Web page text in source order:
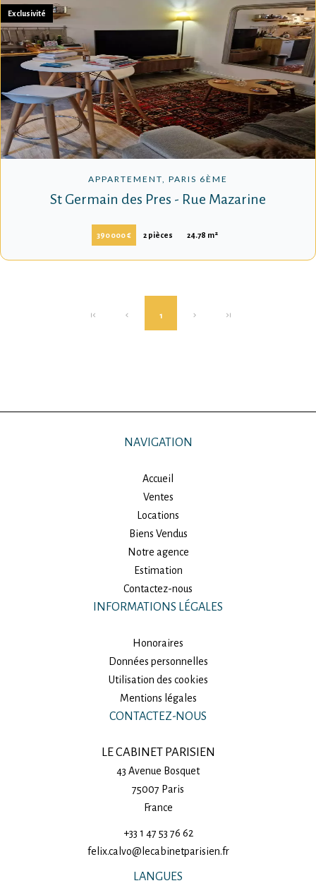
APPARTEMENT, PARIS 6ÈME
St Germain des Pres - Rue Mazarine
390 000 € 2 pièces 24.78 m²
Exclusivité
1
NAVIGATION
Accueil
Ventes
Locations
Biens Vendus
Notre agence
Estimation
Contactez-nous
INFORMATIONS LÉGALES
Honoraires
Données personnelles
Utilisation des cookies
Mentions légales
CONTACTEZ-NOUS
LE CABINET PARISIEN
43 Avenue Bosquet
75007 Paris
France
+33 1 47 53 76 62
felix.calvo@lecabinetparisien.fr
LANGUES